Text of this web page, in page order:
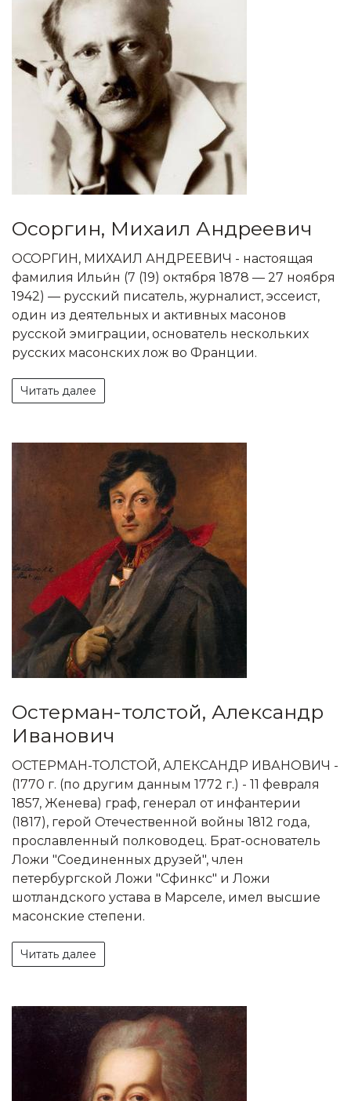
Осоргин, Михаил Андреевич
ОСОРГИН, МИХАИЛ АНДРЕЕВИЧ - настоящая
фамилия Ильи́н (7 (19) октября 1878 — 27 ноября
1942) — русский писатель, журналист, эссеист,
один из деятельных и активных масонов
русской эмиграции, основатель нескольких
русских масонских лож во Франции.
Читать далее
Остерман-толстой, Александр
Иванович
ОСТЕРМАН-ТОЛСТОЙ, АЛЕКСАНДР ИВАНОВИЧ -
(1770 г. (по другим данным 1772 г.) - 11 февраля
1857, Женева) граф, генерал от инфантерии
(1817), герой Отечественной войны 1812 года,
прославленный полководец. Брат-основатель
Ложи "Соединенных друзей", член
петербургской Ложи "Сфинкс" и Ложи
шотландского устава в Марселе, имел высшие
масонские степени.
Читать далее